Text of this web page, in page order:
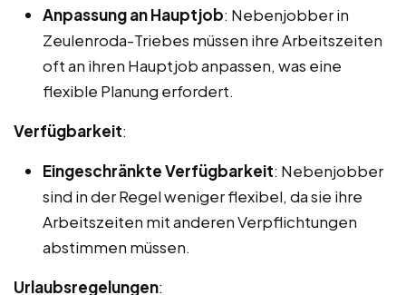
Anpassung an Hauptjob: Nebenjobber in
Zeulenroda-Triebes müssen ihre Arbeitszeiten
oft an ihren Hauptjob anpassen, was eine
flexible Planung erfordert.
Verfügbarkeit:
Eingeschränkte Verfügbarkeit: Nebenjobber
sind in der Regel weniger flexibel, da sie ihre
Arbeitszeiten mit anderen Verpflichtungen
abstimmen müssen.
Urlaubsregelungen: